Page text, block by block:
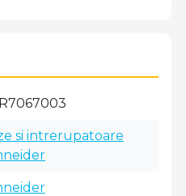
si intrerupatoare